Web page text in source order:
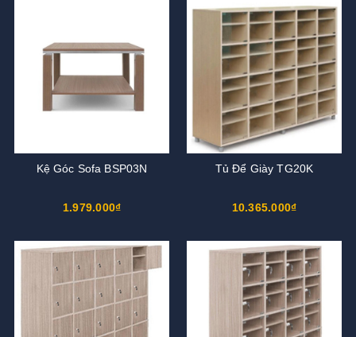
Kệ Góc Sofa BSP03N
1.979.000₫
Tủ Để Giày TG20K
10.365.000₫